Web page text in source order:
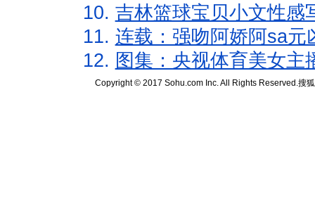
10. 吉林篮球宝贝小文性感
11. 连载：强吻阿娇阿sa元
12. 图集：央视体育美女主
Copyright © 2017 Sohu.com Inc. All Rights Reserved.搜